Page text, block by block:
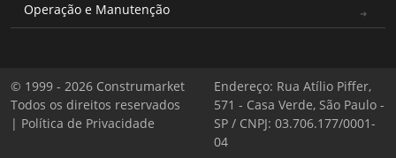
Operação e Manutenção
© 1999 - 2026 Construmarket
Todos os direitos reservados
| Política de Privacidade
Endereço: Rua Atílio Piffer,
571 - Casa Verde, São Paulo -
SP / CNPJ: 03.706.177/0001-
04